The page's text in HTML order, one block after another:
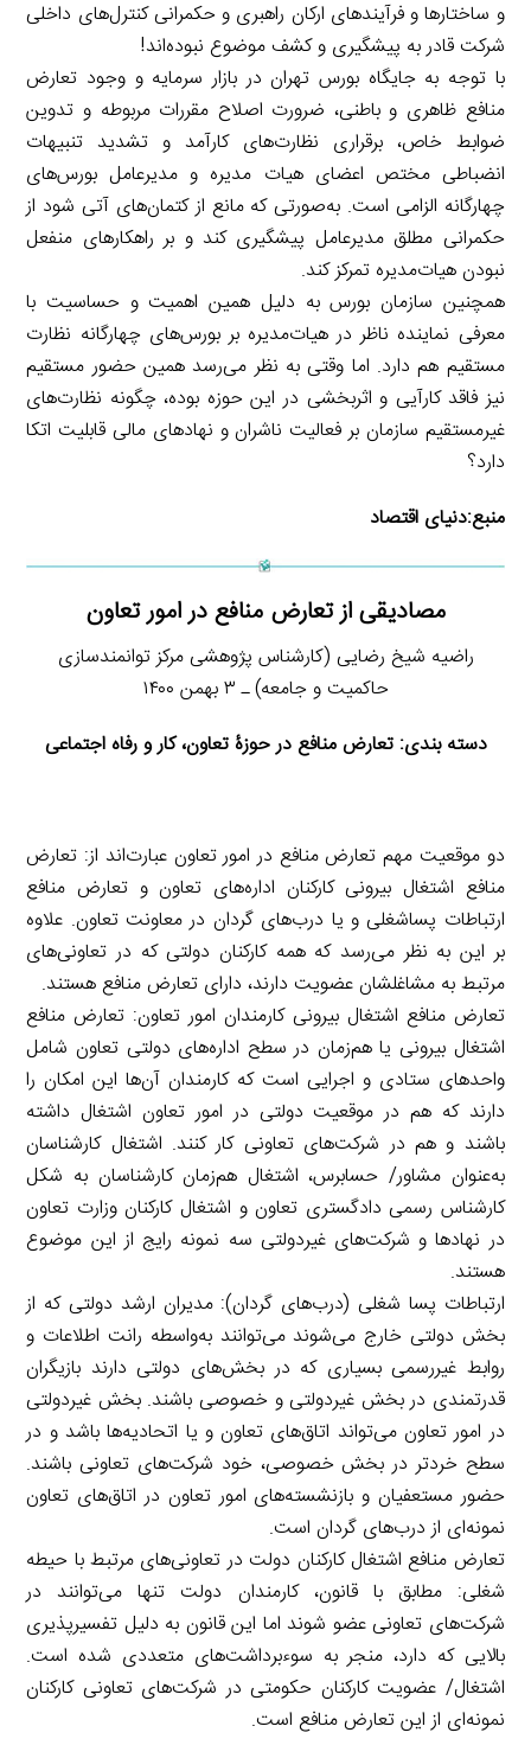
و ساختارها و فرآیندهای ارکان راهبری و حکمرانی کنترل‌های داخلی
شرکت قادر به پیشگیری و کشف‌ موضوع نبوده‌اند!
با توجه به جایگاه بورس تهران در بازار سرمایه و وجود تعارض
منافع ظاهری و باطنی، ضرورت اصلاح مقررات مربوطه و تدوین
ضوابط خاص، برقراری نظارت‌های کارآمد و تشدید تنبیهات
انضباطی مختص اعضای هیات‌ مدیره و مدیرعامل بورس‌های
چهارگانه الزامی است. به‌صورتی که مانع از کتمان‌های آتی شود از
حکمرانی مطلق مدیرعامل پیشگیری کند و بر راهکارهای منفعل
نبودن هیات‌مدیره تمرکز کند.
همچنین سازمان بورس به دلیل همین اهمیت و حساسیت با
معرفی نماینده ناظر در هیات‌مدیره بر بورس‌های چهارگانه نظارت
مستقیم هم دارد. اما وقتی به نظر می‌رسد همین حضور مستقیم
نیز فاقد کارآیی و اثربخشی در این حوزه بوده، چگونه نظارت‌های
غیرمستقیم سازمان بر فعالیت ناشران و نهادهای مالی قابلیت اتکا
دارد؟
منبع:دنیای اقتصاد
مصادیقی از تعارض منافع در امور تعاون
راضیه شیخ رضایی (کارشناس پژوهشی مرکز توانمندسازی
حاکمیت و جامعه) ـ ۳ بهمن ۱۴۰۰
دسته بندی: تعارض منافع در حوزۀ تعاون، کار و رفاه اجتماعی
دو موقعیت مهم تعارض منافع در امور تعاون عبارت‌اند از: تعارض
منافع اشتغال بیرونی کارکنان اداره‌های تعاون و تعارض منافع
ارتباطات پساشغلی و یا درب‌های گردان در معاونت تعاون. علاوه
بر این به نظر می‌رسد که همه کارکنان دولتی که در تعاونی‌های
مرتبط به مشاغلشان عضویت دارند، دارای تعارض منافع هستند.
تعارض منافع اشتغال بیرونی کارمندان امور تعاون: تعارض منافع
اشتغال بیرونی یا هم‌زمان در سطح اداره‌های دولتی تعاون شامل
واحدهای ستادی و اجرایی است که کارمندان آن‌ها این امکان را
دارند که هم در موقعیت دولتی در امور تعاون اشتغال داشته
باشند و هم در شرکت‌های تعاونی کار کنند. اشتغال کارشناسان
به‌عنوان مشاور/ حسابرس، اشتغال هم‌زمان کارشناسان به شکل
کارشناس رسمی دادگستری تعاون و اشتغال کارکنان وزارت تعاون
در نهادها و شرکت‌های غیردولتی سه نمونه رایج از این موضوع
هستند.
ارتباطات پسا شغلی (درب‌های گردان): مدیران ارشد دولتی که از
بخش دولتی خارج می‌شوند می‌توانند به‌واسطه رانت اطلاعات و
روابط غیررسمی بسیاری که در بخش‌های دولتی دارند بازیگران
قدرتمندی در بخش غیردولتی و خصوصی باشند. بخش غیردولتی
در امور تعاون می‌تواند اتاق‌های تعاون و یا اتحادیه‌ها باشد و در
سطح خردتر در بخش خصوصی، خود شرکت‌های تعاونی باشند.
حضور مستعفیان و بازنشسته‌های امور تعاون در اتاق‌های تعاون
نمونه‌ای از درب‌های گردان است.
تعارض منافع اشتغال کارکنان دولت در تعاونی‌های مرتبط با حیطه
شغلی: مطابق با قانون، کارمندان دولت تنها می‌توانند در
شرکت‌های تعاونی عضو شوند اما این قانون به دلیل تفسیرپذیری
بالایی که دارد، منجر به سوءبرداشت‌های متعددی شده است.
اشتغال/ عضویت کارکنان حکومتی در شرکت‌های تعاونی کارکنان
نمونه‌ای از این تعارض منافع است.